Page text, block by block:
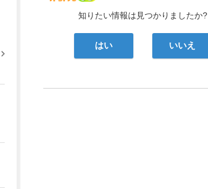
知りたい情報は見つかりましたか?
はい いいえ